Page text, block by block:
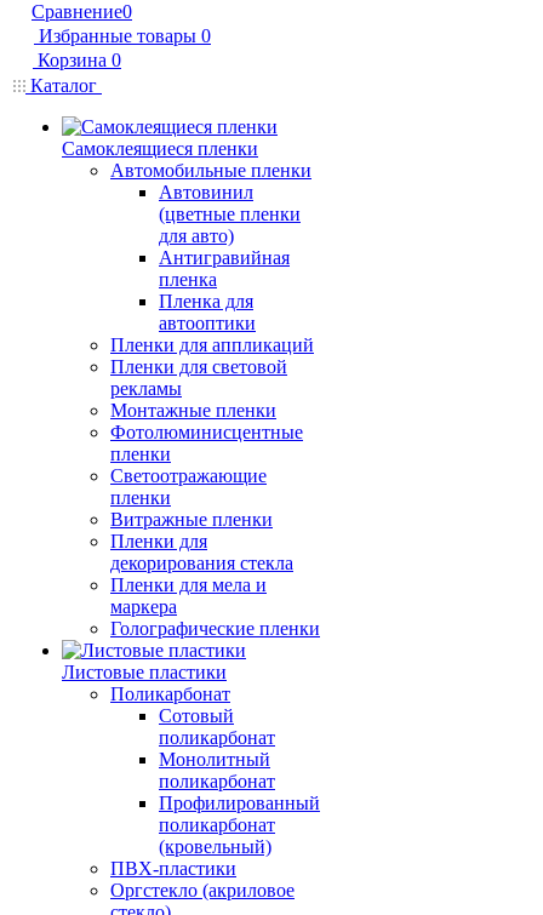
Сравнение0
Избранные товары 0
Корзина 0
Каталог
Самоклеящиеся пленки
Автомобильные пленки
Автовинил
(цветные пленки
для авто)
Антигравийная
пленка
Пленка для
автооптики
Пленки для аппликаций
Пленки для световой
рекламы
Монтажные пленки
Фотолюминисцентные
пленки
Светоотражающие
пленки
Витражные пленки
Пленки для
декорирования стекла
Пленки для мела и
маркера
Голографические пленки
Листовые пластики
Поликарбонат
Сотовый
поликарбонат
Монолитный
поликарбонат
Профилированный
поликарбонат
(кровельный)
ПВХ-пластики
Оргстекло (акриловое